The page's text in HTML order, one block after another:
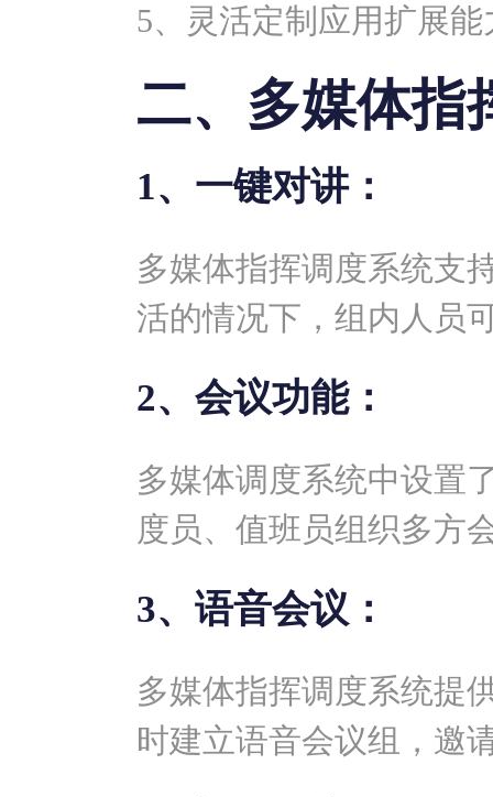
5、灵活定制应用扩展能
二、多媒体指
1、一键对讲：
多媒体指挥调度系统支
活的情况下，组内人员
2、会议功能：
多媒体调度系统中设置
度员、值班员组织多方
3、语音会议：
多媒体指挥调度系统提
时建立语音会议组，邀